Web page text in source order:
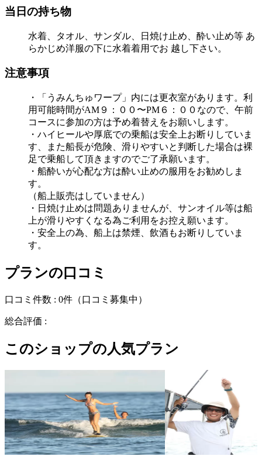
当日の持ち物
水着、タオル、サンダル、日焼け止め、酔い止め等 あ
らかじめ洋服の下に水着着用でお 越し下さい。
注意事項
・「うみんちゅワープ」内には更衣室があります。利
用可能時間がAM９：００〜PM６：００なので、午前
コースに参加の方は予め着替えをお願いします。
・ハイヒールや厚底での乗船は安全上お断りしていま
す、また船長が危険、滑りやすいと判断した場合は裸
足で乗船して頂きますのでご了承願います。
・船酔いが心配な方は酔い止めの服用をお勧めしま
す。
（船上販売はしていません）
・日焼け止めは問題ありませんが、サンオイル等は船
上が滑りやすくなる為ご利用をお控え願います。
・安全上の為、船上は禁煙、飲酒もお断りしていま
す。
プランの口コミ
口コミ件数 : 0件 （口コミ募集中）
総合評価 :
このショップの人気プラン